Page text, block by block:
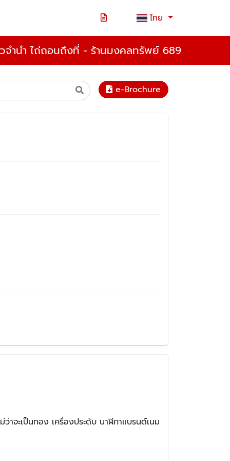
ไทย
จำนำ ไถ่ถอนถึงที่ - ร้านมงคลทรัพย์ 689
e-Brochure
าจะเป็นทอง เครื่องประดับ นาฬิกาแบรนด์เนม